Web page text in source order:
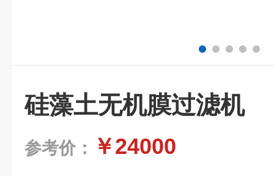
硅藻土无机膜过滤机
参考价： ￥24000